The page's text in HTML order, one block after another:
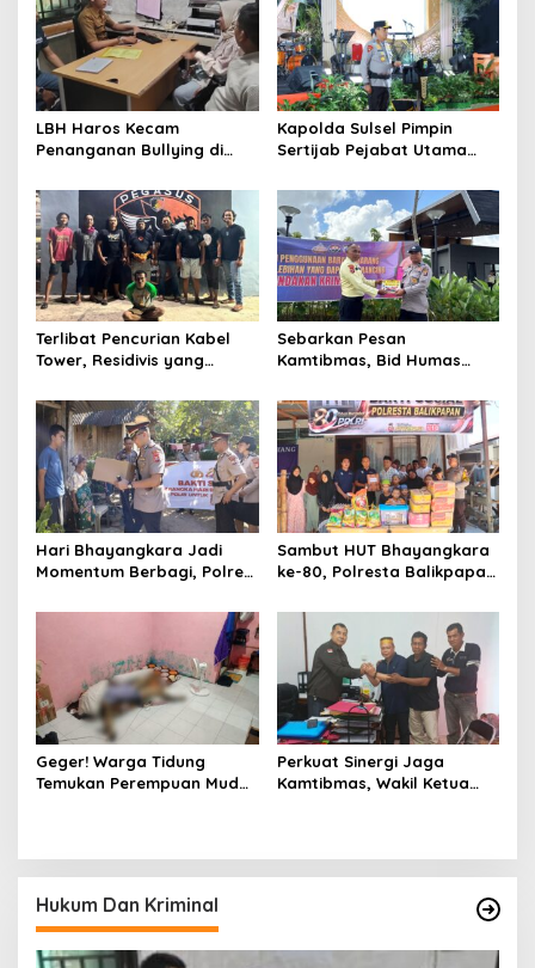
i
p
o
s
LBH Haros Kecam
Penanganan Bullying di
Justru Dipaksa Pindah
Kapolda Sulsel Pimpin
Sertijab Pejabat Utama
Serta Lantik Karolog dan
Kapolresta Gowa
Terlibat Pencurian Kabel
Tower, Residivis yang
Ditangkap Tim Gabungan di
Jeneponto
Sebarkan Pesan
Kamtibmas, Bid Humas
Pemasangan Spanduk
serta Pembagian Stiker
Hari Bhayangkara Jadi
Momentum Berbagi, Polres
Membutuhkan
Sambut HUT Bhayangkara
ke-80, Polresta Balikpapan
Asuhan Jabal Rahmah
Geger! Warga Tidung
Temukan Perempuan Muda
Perkuat Sinergi Jaga
Kamtibmas, Wakil Ketua
Hukum Dan Kriminal